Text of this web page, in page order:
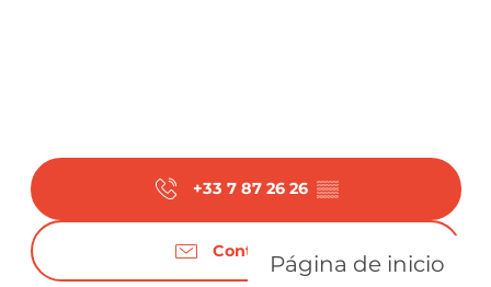
Página de inicio
+33 7 87 26 26 ▒▒
Contáctenos